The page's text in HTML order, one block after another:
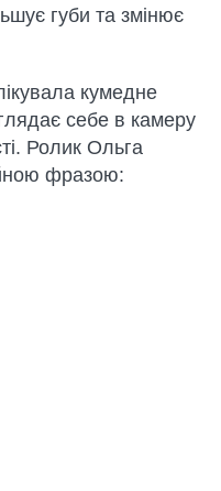
губи та змінює
кумедне
себе в камеру
Ролик Ольга
фразою: